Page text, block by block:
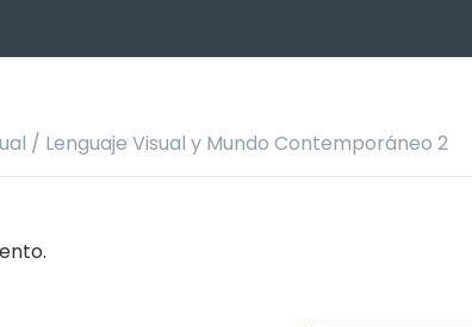
/ Lenguaje Visual y Mundo Contemporáneo 2